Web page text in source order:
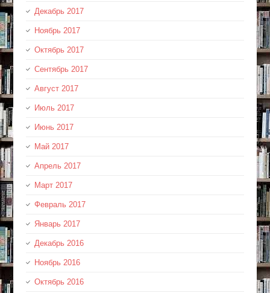
Декабрь 2017
Ноябрь 2017
Октябрь 2017
Сентябрь 2017
Август 2017
Июль 2017
Июнь 2017
Май 2017
Апрель 2017
Март 2017
Февраль 2017
Январь 2017
Декабрь 2016
Ноябрь 2016
Октябрь 2016